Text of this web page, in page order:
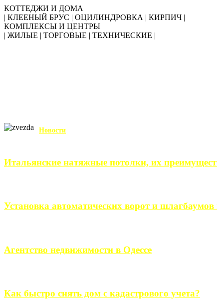
КОТТЕДЖИ И ДОМА
| КЛЕЕНЫЙ БРУС | ОЦИЛИНДРОВКА | КИРПИЧ |
КОМПЛЕКСЫ И ЦЕНТРЫ
| ЖИЛЫЕ | ТОРГОВЫЕ | ТЕХНИЧЕСКИЕ |
Новости
Итальянские натяжные потолки, их
Установка автоматических ворот и шлагбаумов
Агентство недвижимости в Одессе
Как быстро снять дом с кадастрового учета?